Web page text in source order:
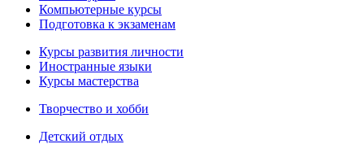
Компьютерные курсы
Подготовка к экзаменам
Курсы развития личности
Иностранные языки
Курсы мастерства
Творчество и хобби
Детский отдых